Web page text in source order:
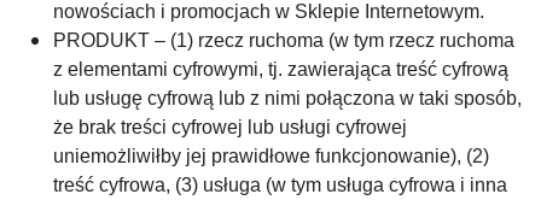
nowościach i promocjach w Sklepie Internetowym.
PRODUKT – (1) rzecz ruchoma (w tym rzecz ruchoma
z elementami cyfrowymi, tj. zawierająca treść cyfrową
lub usługę cyfrową lub z nimi połączona w taki sposób,
że brak treści cyfrowej lub usługi cyfrowej
uniemożliwiłby jej prawidłowe funkcjonowanie), (2)
treść cyfrowa, (3) usługa (w tym usługa cyfrowa i inna